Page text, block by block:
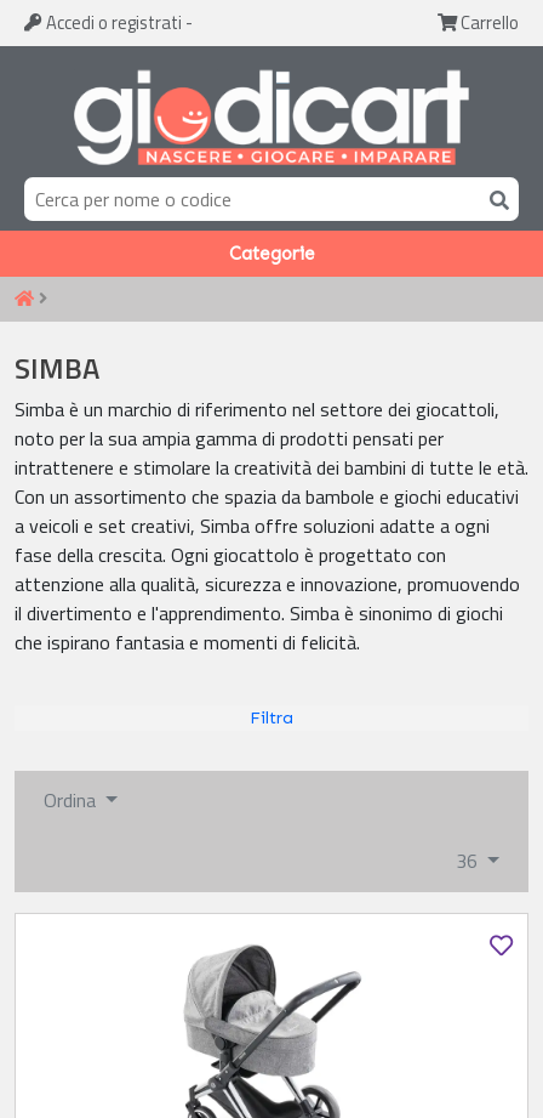
Accedi o registrati - Carrello
Categorie
SIMBA
Simba è un marchio di riferimento nel settore dei giocattoli,
noto per la sua ampia gamma di prodotti pensati per
intrattenere e stimolare la creatività dei bambini di tutte le età.
Con un assortimento che spazia da bambole e giochi educativi
a veicoli e set creativi, Simba offre soluzioni adatte a ogni
fase della crescita. Ogni giocattolo è progettato con
attenzione alla qualità, sicurezza e innovazione, promuovendo
il divertimento e l'apprendimento. Simba è sinonimo di giochi
che ispirano fantasia e momenti di felicità.
Filtra
Ordina
36